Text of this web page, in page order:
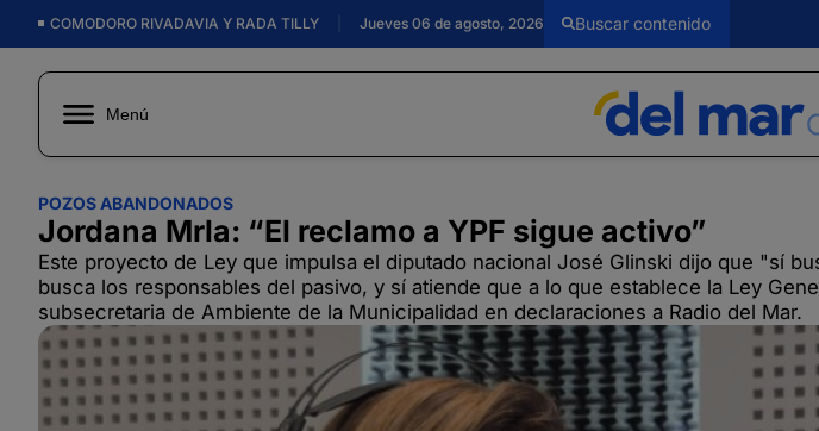
COMODORO RIVADAVIA Y RADA TILLY Jueves 06 de agosto, 2026
Menú
POZOS ABANDONADOS
Jordana Mrla: “El reclamo a YPF sigue activo”
Este proyecto de Ley que impulsa el diputado nacional José Glinski dijo que "sí
busca los responsables del pasivo, y sí atiende que a lo que establece la Ley
subsecretaria de Ambiente de la Municipalidad en declaraciones a Radio del Mar.